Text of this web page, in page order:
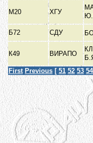
М20 ХГУ
Б72
СДУ
К49 ВИРАПО
First Previous [ 51 52 53 54